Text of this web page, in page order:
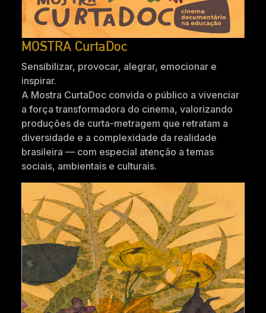
MOSTRA CurtaDoc
Sensibilizar, provocar, alegrar, emocionar e
inspirar.
A Mostra CurtaDoc convida o público a vivenciar
a força transformadora do cinema, valorizando
produções de curta-metragem que retratam a
diversidade e a complexidade da realidade
brasileira — com especial atenção a temas
sociais, ambientais e culturais.